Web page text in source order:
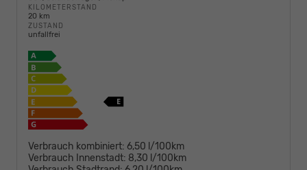
KILOMETERSTAND
20 km
ZUSTAND
unfallfrei
Verbrauch kombiniert: 6,50 l/100km
Verbrauch Innenstadt: 8,30 l/100km